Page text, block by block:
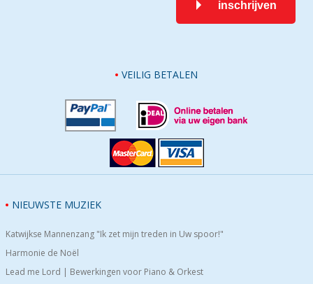
inschrijven
VEILIG BETALEN
NIEUWSTE MUZIEK
Katwijkse Mannenzang "Ik zet mijn treden in Uw spoor!"
Harmonie de Noël
Lead me Lord | Bewerkingen voor Piano & Orkest